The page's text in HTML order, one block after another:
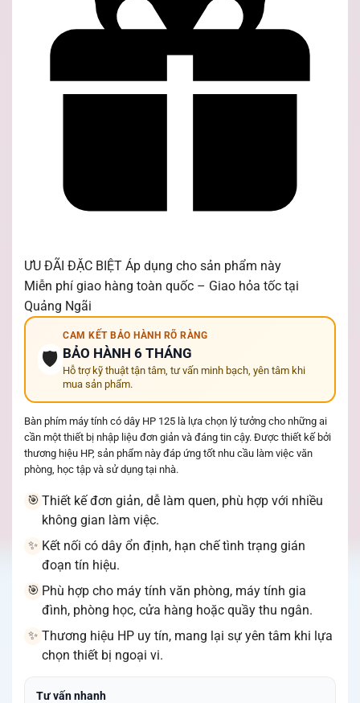
ƯU ĐÃI ĐẶC BIỆT Áp dụng cho sản phẩm này
Miễn phí giao hàng toàn quốc – Giao hỏa tốc tại
Quảng Ngãi
🛡️
CAM KẾT BẢO HÀNH RÕ RÀNG
BẢO HÀNH 6 THÁNG
Hỗ trợ kỹ thuật tận tâm, tư vấn minh bạch, yên tâm khi
mua sản phẩm.
Bàn phím máy tính có dây HP 125 là lựa chọn lý tưởng cho những ai
cần một thiết bị nhập liệu đơn giản và đáng tin cậy. Được thiết kế bởi
thương hiệu HP, sản phẩm này đáp ứng tốt nhu cầu làm việc văn
phòng, học tập và sử dụng tại nhà.
🎯 Thiết kế đơn giản, dễ làm quen, phù hợp với nhiều
không gian làm việc.
✨ Kết nối có dây ổn định, hạn chế tình trạng gián
đoạn tín hiệu.
🎯 Phù hợp cho máy tính văn phòng, máy tính gia
đình, phòng học, cửa hàng hoặc quầy thu ngân.
✨ Thương hiệu HP uy tín, mang lại sự yên tâm khi lựa
chọn thiết bị ngoại vi.
Tư vấn nhanh